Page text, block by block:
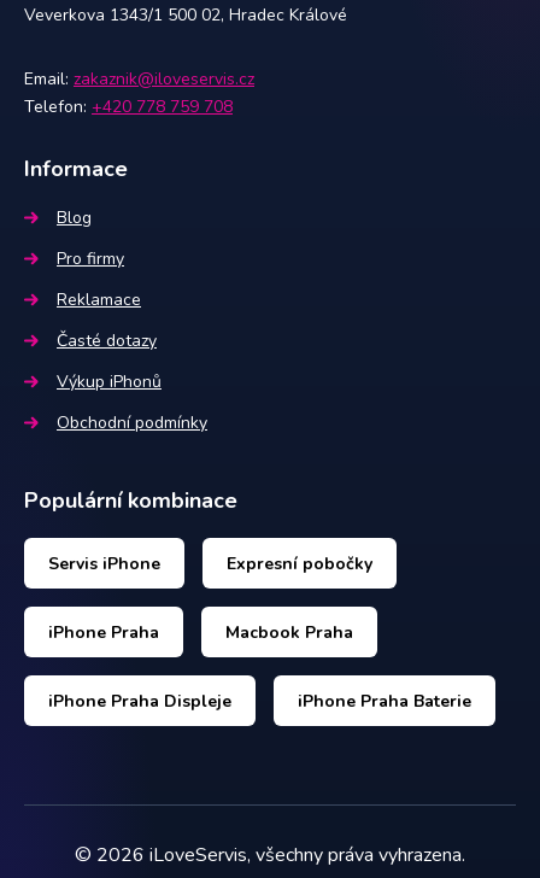
Veverkova 1343/1 500 02, Hradec Králové
Email: zakaznik@iloveservis.cz
Telefon: +420 778 759 708
Informace
Blog
Pro firmy
Reklamace
Časté dotazy
Výkup iPhonů
Obchodní podmínky
Populární kombinace
Servis iPhone Expresní pobočky
iPhone Praha Macbook Praha
iPhone Praha Displeje iPhone Praha Baterie
© 2026 iLoveServis, všechny práva vyhrazena.